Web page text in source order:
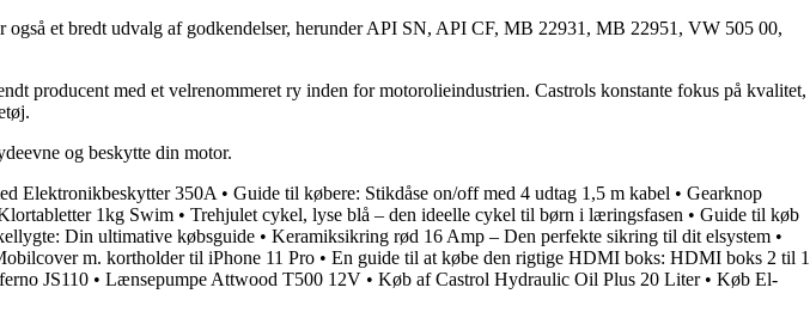
et bredt udvalg af godkendelser, herunder API SN, API CF, MB 22931, MB 22951, VW 505 00,
producent med et velrenommeret ry inden for motorolieindustrien. Castrols konstante fokus på kvalitet,
og beskytte din motor.
Elektronikbeskytter 350A • Guide til købere: Stikdåse on/off med 4 udtag 1,5 m kabel • Gearknop
1kg Swim • Trehjulet cykel, lyse blå – den ideelle cykel til børn i læringsfasen • Guide til køb
Din ultimative købsguide • Keramiksikring rød 16 Amp – Den perfekte sikring til dit elsystem •
m. kortholder til iPhone 11 Pro • En guide til at købe den rigtige HDMI boks: HDMI boks 2 til 1
JS110 • Lænsepumpe Attwood T500 12V • Køb af Castrol Hydraulic Oil Plus 20 Liter• Køb El-